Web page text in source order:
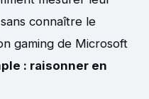
connaître le
gaming de Microsoft
: raisonner en